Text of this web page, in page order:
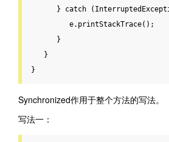
      }
catch
}
Synchronized作用于整个方法的写法。
写法一：